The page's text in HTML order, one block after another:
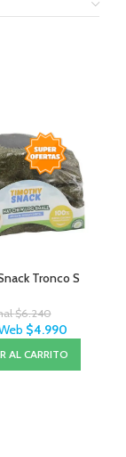
Tronco S
$6.240
$4.990
AL CARRITO